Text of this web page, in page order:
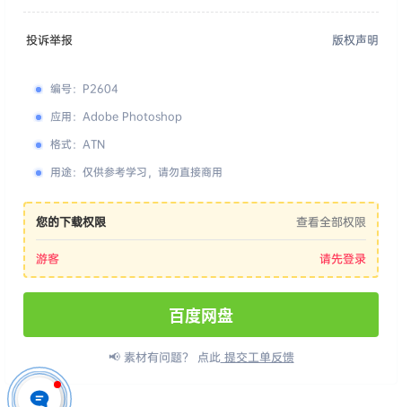
投诉举报 版权声明
编号： P2604
应用： Adobe Photoshop
格式： ATN
用途： 仅供参考学习，请勿直接商用
您的下载权限 查看全部权限
游客 请先登录
百度网盘
📢 素材有问题？ 点此提交工单反馈